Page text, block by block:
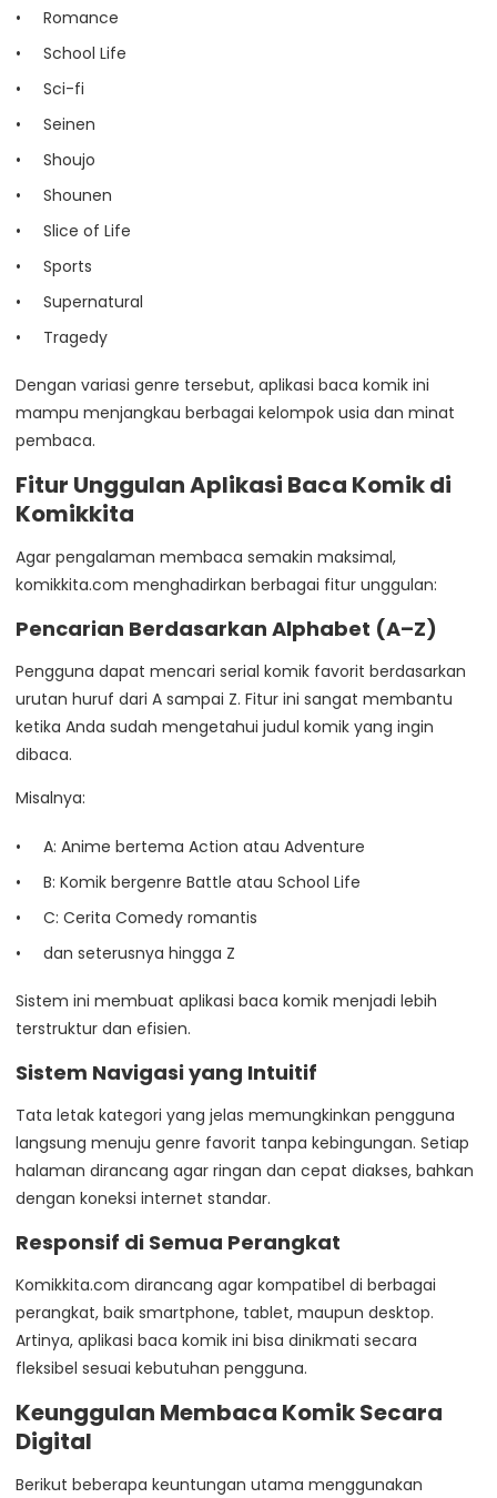
Romance
School Life
Sci-fi
Seinen
Shoujo
Shounen
Slice of Life
Sports
Supernatural
Tragedy
Dengan variasi genre tersebut, aplikasi baca komik ini
mampu menjangkau berbagai kelompok usia dan minat
pembaca.
Fitur Unggulan Aplikasi Baca Komik di
Komikkita
Agar pengalaman membaca semakin maksimal,
komikkita.com menghadirkan berbagai fitur unggulan:
Pencarian Berdasarkan Alphabet (A–Z)
Pengguna dapat mencari serial komik favorit berdasarkan
urutan huruf dari A sampai Z. Fitur ini sangat membantu
ketika Anda sudah mengetahui judul komik yang ingin
dibaca.
Misalnya:
A: Anime bertema Action atau Adventure
B: Komik bergenre Battle atau School Life
C: Cerita Comedy romantis
dan seterusnya hingga Z
Sistem ini membuat aplikasi baca komik menjadi lebih
terstruktur dan efisien.
Sistem Navigasi yang Intuitif
Tata letak kategori yang jelas memungkinkan pengguna
langsung menuju genre favorit tanpa kebingungan. Setiap
halaman dirancang agar ringan dan cepat diakses, bahkan
dengan koneksi internet standar.
Responsif di Semua Perangkat
Komikkita.com dirancang agar kompatibel di berbagai
perangkat, baik smartphone, tablet, maupun desktop.
Artinya, aplikasi baca komik ini bisa dinikmati secara
fleksibel sesuai kebutuhan pengguna.
Keunggulan Membaca Komik Secara
Digital
Berikut beberapa keuntungan utama menggunakan